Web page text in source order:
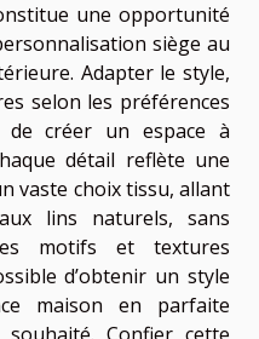
une opportunité
siège au
Adapter le style,
selon les préférences
créer un espace à
détail reflète une
vaste choix tissu, allant
lins naturels, sans
motifs et textures
d’obtenir un style
maison en parfaite